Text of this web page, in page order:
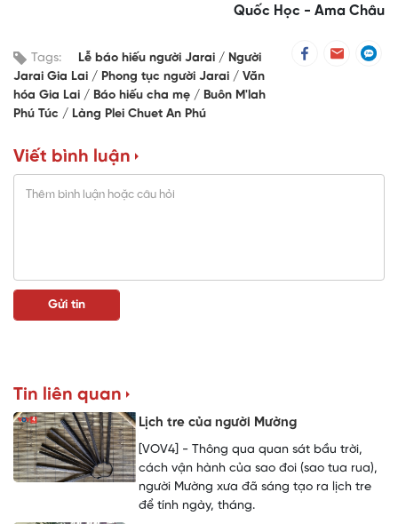
Quốc Học - Ama Châu
Tags: Lễ báo hiếu người Jarai
Người
Jarai Gia Lai
Phong tục người Jarai
Văn
hóa Gia Lai
Báo hiếu cha mẹ
Buôn M'lah
Phú Túc
Làng Plei Chuet An Phú
Viết bình luận
Tin liên quan
Lịch tre của người Mường
[VOV4] - Thông qua quan sát bầu trời,
cách vận hành của sao đoi (sao tua rua),
người Mường xưa đã sáng tạo ra lịch tre
để tính ngày, tháng.